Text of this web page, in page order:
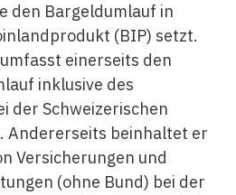
den Bargeldumlauf in
(BIP) setzt.
einerseits den
inklusive des
der Schweizerischen
Andererseits beinhaltet er
Versicherungen und
(ohne Bund) bei der